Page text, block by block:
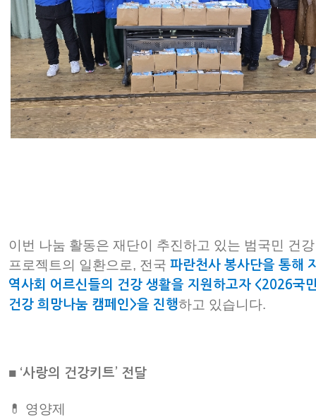
이번 나눔 활동은 재단이 추진하고 있는 범국민 건강
프로젝트의 일환으로, 전국 파란천사 봉사단을 통해
역사회 어르신들의 건강 생활을 지원하고자 <2026국
건강 희망나눔 캠페인>을 진행하고 있습니다.
■ ‘사랑의 건강키트’ 전달
💊 영양제